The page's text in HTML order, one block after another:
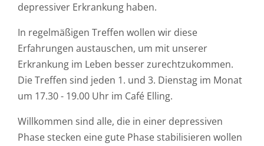
depressiver Erkrankung haben.
In regelmäßigen Treffen wollen wir diese
Erfahrungen austauschen, um mit unserer
Erkrankung im Leben besser zurechtzukommen.
Die Treffen sind jeden 1. und 3. Dienstag im Monat
um 17.30 - 19.00 Uhr im Café Elling.
Willkommen sind alle, die in einer depressiven
Phase stecken eine gute Phase stabilisieren wollen